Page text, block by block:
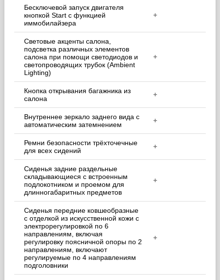
Бесключевой запуск двигателя
кнопкой Start с функцией
иммобилайзера
+
Световые акценты салона,
подсветка различных элементов
салона при помощи светодиодов и
светопроводящих трубок (Ambient
Lighting)
+
Кнопка открывания багажника из
салона
+
Внутреннее зеркало заднего вида с
автоматическим затемнением
+
Ремни безопасности трёхточечные
для всех сидений
+
Сиденья задние раздельные
складывающиеся с встроенным
подлокотником и проемом для
длинногабаритных предметов
+
Сиденья передние ковшеобразные
с отделкой из искусственной кожи с
электрорегулировкой по 6
направлениям, включая
регулировку поясничной опоры по 2
направлениям, включают
регулируемые по 4 направлениям
подголовники
+